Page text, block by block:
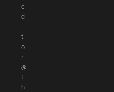
e
d
i
t
o
r
@
t
h